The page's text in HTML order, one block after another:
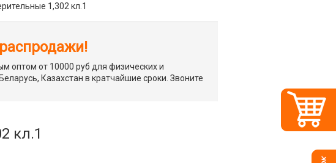
1,302 кл.1
оптом от 10000 руб для физических и
Казахстан в кратчайшие сроки. Звоните
кл.1